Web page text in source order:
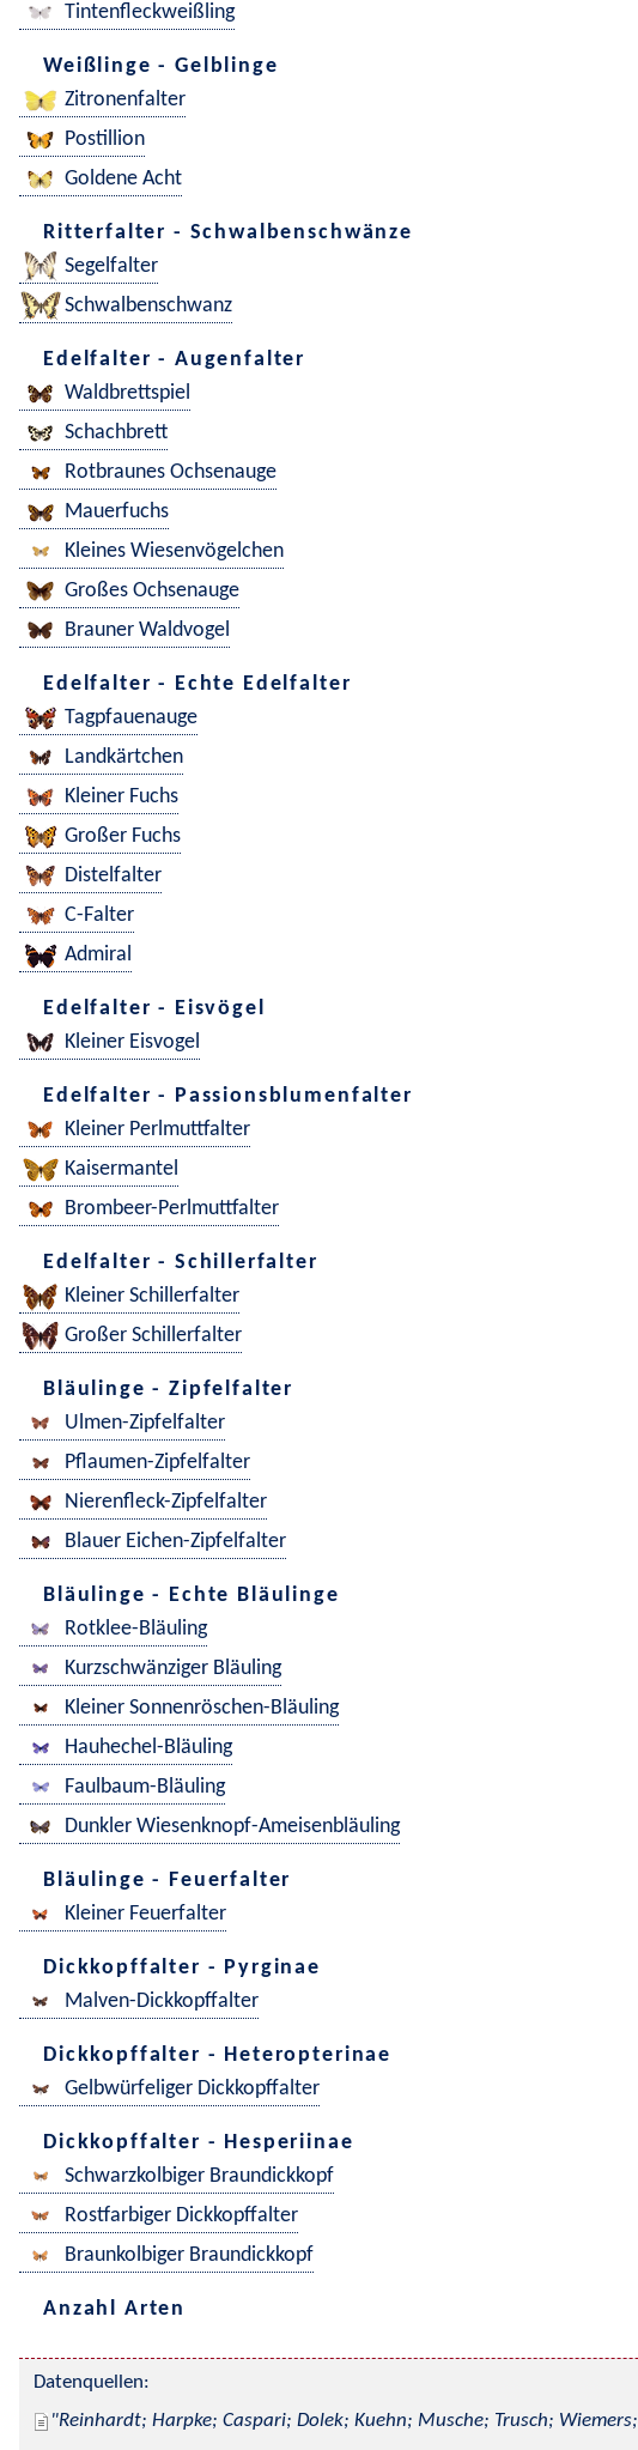
Tintenfleckweißling
Weißlinge - Gelblinge
Zitronenfalter
Postillion
Goldene Acht
Ritterfalter - Schwalbenschwänze
Segelfalter
Schwalbenschwanz
Edelfalter - Augenfalter
Waldbrettspiel
Schachbrett
Rotbraunes Ochsenauge
Mauerfuchs
Kleines Wiesenvögelchen
Großes Ochsenauge
Brauner Waldvogel
Edelfalter - Echte Edelfalter
Tagpfauenauge
Landkärtchen
Kleiner Fuchs
Großer Fuchs
Distelfalter
C-Falter
Admiral
Edelfalter - Eisvögel
Kleiner Eisvogel
Edelfalter - Passionsblumenfalter
Kleiner Perlmuttfalter
Kaisermantel
Brombeer-Perlmuttfalter
Edelfalter - Schillerfalter
Kleiner Schillerfalter
Großer Schillerfalter
Bläulinge - Zipfelfalter
Ulmen-Zipfelfalter
Pflaumen-Zipfelfalter
Nierenfleck-Zipfelfalter
Blauer Eichen-Zipfelfalter
Bläulinge - Echte Bläulinge
Rotklee-Bläuling
Kurzschwänziger Bläuling
Kleiner Sonnenröschen-Bläuling
Hauhechel-Bläuling
Faulbaum-Bläuling
Dunkler Wiesenknopf-Ameisenbläuling
Bläulinge - Feuerfalter
Kleiner Feuerfalter
Dickkopffalter - Pyrginae
Malven-Dickkopffalter
Dickkopffalter - Heteropterinae
Gelbwürfeliger Dickkopffalter
Dickkopffalter - Hesperiinae
Schwarzkolbiger Braundickkopf
Rostfarbiger Dickkopffalter
Braunkolbiger Braundickkopf
Anzahl Arten
Datenquellen:
Reinhardt; Harpke; Caspari; Dolek; Kuehn; Musche; Trusch;